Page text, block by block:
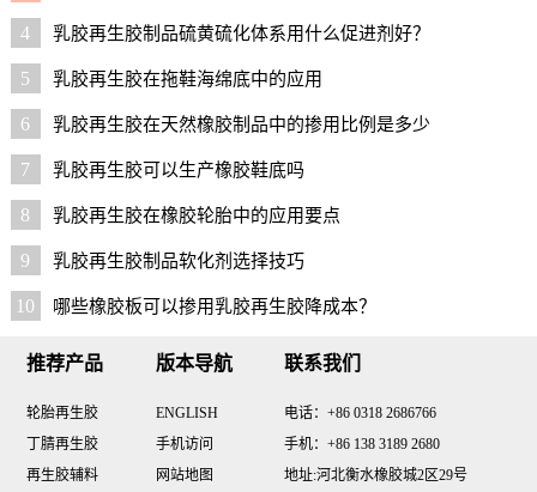
4 乳胶再生胶制品硫黄硫化体系用什么促进剂好？
5 乳胶再生胶在拖鞋海绵底中的应用
6 乳胶再生胶在天然橡胶制品中的掺用比例是多少
7 乳胶再生胶可以生产橡胶鞋底吗
8 乳胶再生胶在橡胶轮胎中的应用要点
9 乳胶再生胶制品软化剂选择技巧
10 哪些橡胶板可以掺用乳胶再生胶降成本？
推荐产品
轮胎再生胶
丁腈再生胶
再生胶辅料
版本导航
ENGLISH
手机访问
网站地图
联系我们
电话：+86 0318 2686766
手机：+86 138 3189 2680
地址:河北衡水橡胶城2区29号